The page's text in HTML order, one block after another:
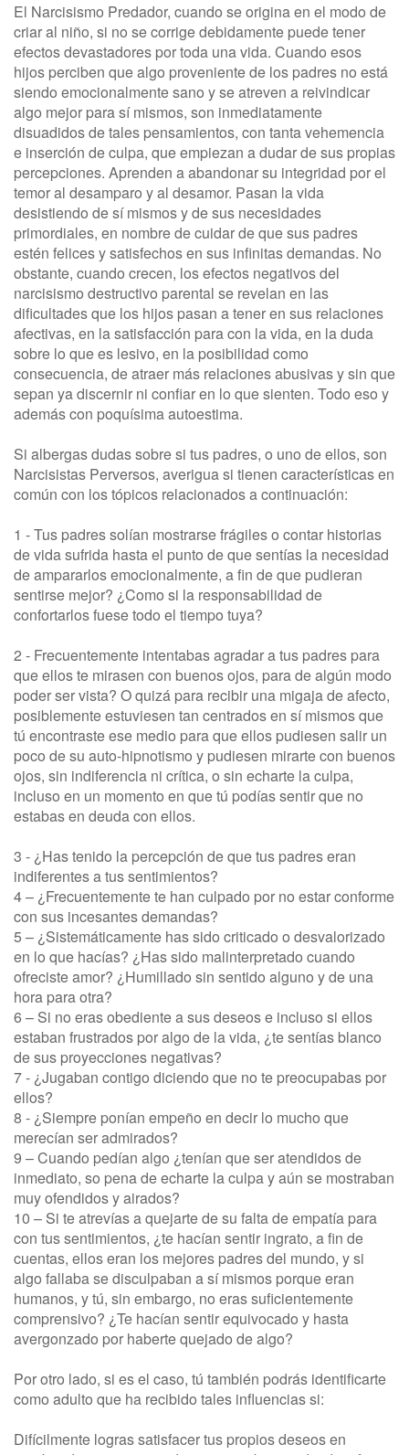
El Narcisismo Predador, cuando se origina en el modo de
criar al niño, si no se corrige debidamente puede tener
efectos devastadores por toda una vida. Cuando esos
hijos perciben que algo proveniente de los padres no está
siendo emocionalmente sano y se atreven a reivindicar
algo mejor para sí mismos, son inmediatamente
disuadidos de tales pensamientos, con tanta vehemencia
e inserción de culpa, que empiezan a dudar de sus propias
percepciones. Aprenden a abandonar su integridad por el
temor al desamparo y al desamor. Pasan la vida
desistiendo de sí mismos y de sus necesidades
primordiales, en nombre de cuidar de que sus padres
estén felices y satisfechos en sus infinitas demandas. No
obstante, cuando crecen, los efectos negativos del
narcisismo destructivo parental se revelan en las
dificultades que los hijos pasan a tener en sus relaciones
afectivas, en la satisfacción para con la vida, en la duda
sobre lo que es lesivo, en la posibilidad como
consecuencia, de atraer más relaciones abusivas y sin que
sepan ya discernir ni confiar en lo que sienten. Todo eso y
además con poquísima autoestima.
Si albergas dudas sobre si tus padres, o uno de ellos, son
Narcisistas Perversos, averigua si tienen características en
común con los tópicos relacionados a continuación:
1 - Tus padres solían mostrarse frágiles o contar historias
de vida sufrida hasta el punto de que sentías la necesidad
de ampararlos emocionalmente, a fin de que pudieran
sentirse mejor? ¿Como si la responsabilidad de
confortarlos fuese todo el tiempo tuya?
2 - Frecuentemente intentabas agradar a tus padres para
que ellos te mirasen con buenos ojos, para de algún modo
poder ser vista? O quizá para recibir una migaja de afecto,
posiblemente estuviesen tan centrados en sí mismos que
tú encontraste ese medio para que ellos pudiesen salir un
poco de su auto-hipnotismo y pudiesen mirarte con buenos
ojos, sin indiferencia ni crítica, o sin echarte la culpa,
incluso en un momento en que tú podías sentir que no
estabas en deuda con ellos.
3 - ¿Has tenido la percepción de que tus padres eran
indiferentes a tus sentimientos?
4 – ¿Frecuentemente te han culpado por no estar conforme
con sus incesantes demandas?
5 – ¿Sistemáticamente has sido criticado o desvalorizado
en lo que hacías? ¿Has sido malinterpretado cuando
ofreciste amor? ¿Humillado sin sentido alguno y de una
hora para otra?
6 – Si no eras obediente a sus deseos e incluso si ellos
estaban frustrados por algo de la vida, ¿te sentías blanco
de sus proyecciones negativas?
7 - ¿Jugaban contigo diciendo que no te preocupabas por
ellos?
8 - ¿Siempre ponían empeño en decir lo mucho que
merecían ser admirados?
9 – Cuando pedían algo ¿tenían que ser atendidos de
inmediato, so pena de echarte la culpa y aún se mostraban
muy ofendidos y airados?
10 – Si te atrevías a quejarte de su falta de empatía para
con tus sentimientos, ¿te hacían sentir ingrato, a fin de
cuentas, ellos eran los mejores padres del mundo, y si
algo fallaba se disculpaban a sí mismos porque eran
humanos, y tú, sin embargo, no eras suficientemente
comprensivo? ¿Te hacían sentir equivocado y hasta
avergonzado por haberte quejado de algo?
Por otro lado, si es el caso, tú también podrás identificarte
como adulto que ha recibido tales influencias si:
Difícilmente logras satisfacer tus propios deseos en